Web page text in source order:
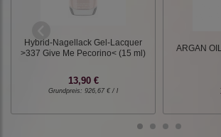
Hybrid-Nagellack Gel-Lacquer
>337 Give Me Pecorino< (15 ml)
13,90 €
Grundpreis: 926,67 € / l
ARGAN